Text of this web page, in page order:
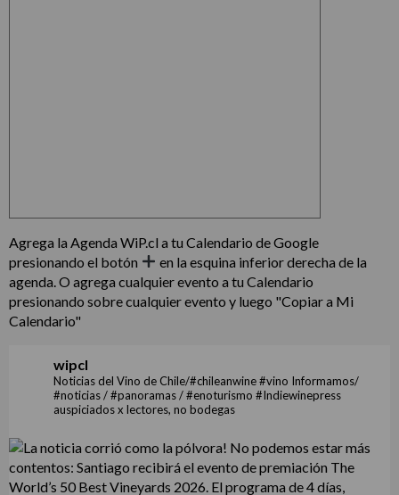
Agrega la Agenda WiP.cl a tu Calendario de Google
presionando el botón
en la esquina inferior derecha de la
agenda. O agrega cualquier evento a tu Calendario
presionando sobre cualquier evento y luego "Copiar a Mi
Calendario"
wipcl
Noticias del Vino de Chile/#chileanwine #vino Informamos/
#noticias / #panoramas / #enoturismo #Indiewinepress
auspiciados x lectores, no bodegas